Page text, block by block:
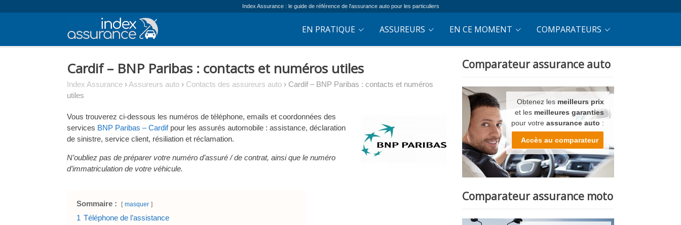
to
Index Assurance : le guide de référence de l'assurance auto pour les particuliers
EN PRATIQUE ASSUREURS EN CE MOMENT COMPARATEURS
Cardif – BNP Paribas : contacts et numéros utiles
Index Assurance ›Assureurs auto › Contacts des assureurs auto › Cardif – BNP Paribas : contacts et numéros
utiles
Vous trouverez ci-dessous les numéros de téléphone, emails et coordonnées des
services BNP Paribas – Cardifpour les assurés automobile : assistance, déclaration
de sinistre, service client, résiliation et réclamation.
N’oubliez pas de préparer votre numéro d’assuré / de contrat, ainsi que le numéro
d’immatriculation de votre véhicule.
Sommaire : masquer
1 Téléphone de l’assistance
Comparateur assurance auto
Obtenez les meilleurs prix
et les meilleures garanties
pour votre assurance auto :
Accès au comparateur
Comparateur assurance moto